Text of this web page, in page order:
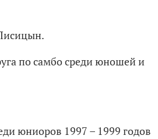
по самбо среди юношей и
юниоров 1997 – 1999 годов